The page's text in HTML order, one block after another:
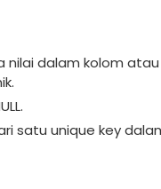
nilai dalam kolom
satu unique key